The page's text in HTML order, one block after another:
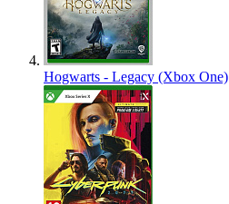
Hogwarts - Legacy (Xbox One)